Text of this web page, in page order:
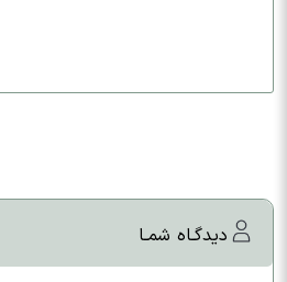
دیدگـاه شمـا